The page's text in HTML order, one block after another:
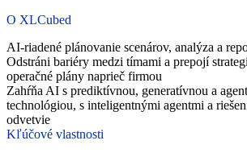
O XLCubed
AI-riadené plánovanie scenárov, analýza a
Odstráni bariéry medzi tímami a prepojí
operačné plány naprieč firmou
Zahŕňa AI s prediktívnou, generatívnou a
technológiou, s inteligentnými agentmi a
odvetvie
Kľúčové vlastnosti